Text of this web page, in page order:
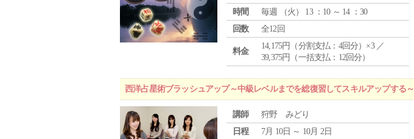
時間
毎週 （火 ） 13 ：10 ～ 14 ：30
回数
全12回
料金
14,175円（分割支払：4回分）×3 ／
39,375円（一括支払：12回分）
西洋占星術ブラッシュアップ～中級レベルまでを総復習してスキルアップする～
講師
狩野 みどり
日程
7月 10日 ～ 10月 2日